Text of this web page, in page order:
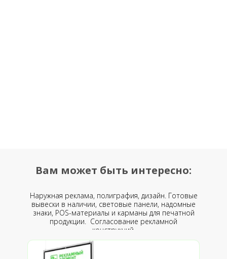
Вам может быть интересно:
Наружная реклама, полиграфия, дизайн. Готовые
вывески в наличии, световые панели, надомные
знаки, POS-материалы и карманы для печатной
продукции. Согласование рекламной
конструкций.